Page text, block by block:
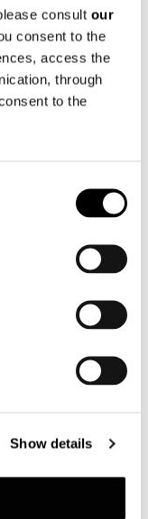
consult our
consent to the
access the
through
to the
Show details